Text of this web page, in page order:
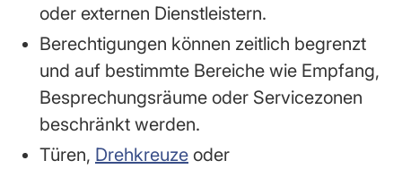
oder externen Dienstleistern.
Berechtigungen können zeitlich begrenzt
und auf bestimmte Bereiche wie Empfang,
Besprechungsräume oder Servicezonen
beschränkt werden.
Türen, Drehkreuze oder